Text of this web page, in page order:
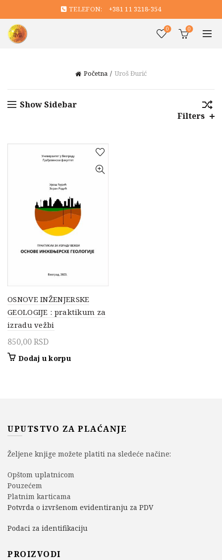
TELEFON: +381 11 3218-354
0 0
Početna Uroš Đurić
Show Sidebar
Filters
OSNOVE INŽENJERSKE
GEOLOGIJE : praktikum za
izradu vežbi
850,00RSD
Dodaj u korpu
UPUTSTVO ZA PLAĆANJE
Željene knjige možete platiti na sledeće načine:
Opštom uplatnicom
Pouzećem
Platnim karticama
Potvrda o izvršenom evidentiranju za PDV
Podaci za identifikaciju
PROIZVODI